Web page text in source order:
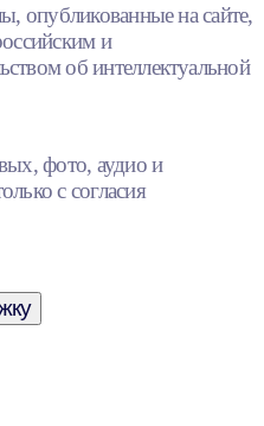
опубликованные на сайте,
и
об интеллектуальной
фото, аудио и
с согласия